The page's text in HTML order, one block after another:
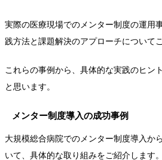
実際の医療現場でのメンター制度の運用
践方法と課題解決のアプローチについて
これらの事例から、具体的な実践のヒン
と思います。
メンター制度導入の成功事例
大規模総合病院でのメンター制度導入か
いて、具体的な取り組みをご紹介します。